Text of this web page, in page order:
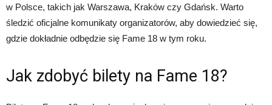
w Polsce, takich jak Warszawa, Kraków czy Gdańsk. Warto
śledzić oficjalne komunikaty organizatorów, aby dowiedzieć się,
gdzie dokładnie odbędzie się Fame 18 w tym roku.
Jak zdobyć bilety na Fame 18?